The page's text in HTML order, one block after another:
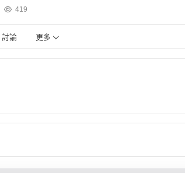
419
討論 更多